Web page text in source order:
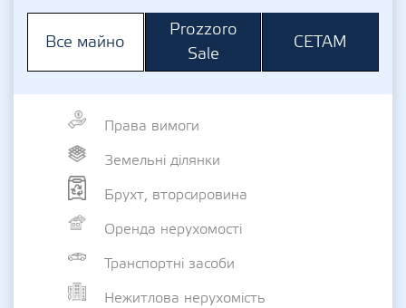
Все майно
Prozzoro
Sale
СЕТАМ
Права вимоги
Земельні ділянки
Брухт, вторсировина
Оренда нерухомості
Транспортні засоби
Нежитлова нерухомість